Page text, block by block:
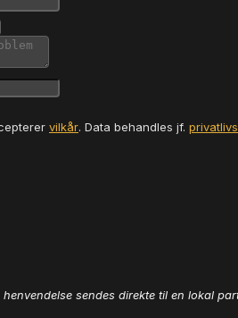
vilkår. Data behandles jf.
henvendelse sendes direkte til en lokal